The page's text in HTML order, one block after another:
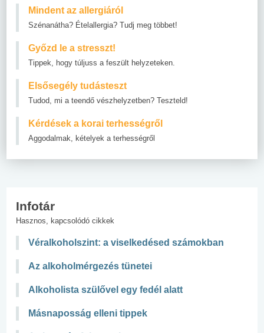
Mindent az allergiáról
Szénanátha? Ételallergia? Tudj meg többet!
Győzd le a stresszt!
Tippek, hogy túljuss a feszült helyzeteken.
Elsősegély tudásteszt
Tudod, mi a teendő vészhelyzetben? Teszteld!
Kérdések a korai terhességről
Aggodalmak, kételyek a terhességről
Infotár
Hasznos, kapcsolódó cikkek
Véralkoholszint: a viselkedésed számokban
Az alkoholmérgezés tünetei
Alkoholista szülővel egy fedél alatt
Másnaposság elleni tippek